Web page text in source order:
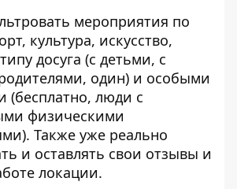
мероприятия по
культура, искусство,
досуга (с детьми, с
один) и особыми
(бесплатно, люди с
физическими
Также уже реально
и оставлять свои отзывы и
локации.